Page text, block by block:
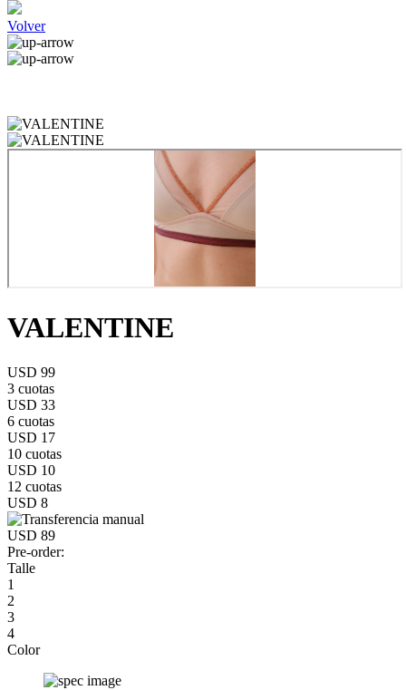
Volver
VALENTINE
USD 99
3 cuotas
USD 33
6 cuotas
USD 17
10 cuotas
USD 10
12 cuotas
USD 8
USD 89
Pre-order:
Talle
1
2
3
4
Color